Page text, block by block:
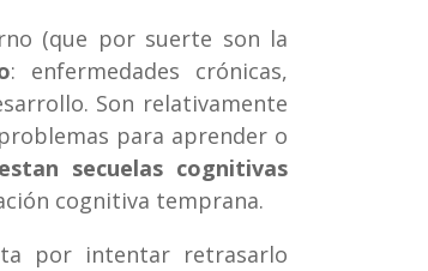
(que por suerte son la
: enfermedades crónicas,
Son relativamente
para aprender o
secuelas cognitivas
cognitiva temprana.
por intentar retrasarlo